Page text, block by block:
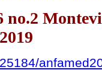
no.2